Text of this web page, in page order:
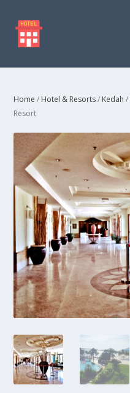
Home / Hotel & Resorts/ Kedah /
Resort